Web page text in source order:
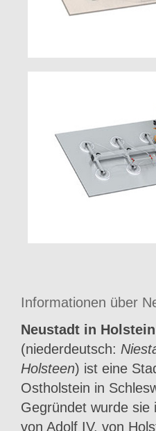
Informationen über
Neustadt in Holstein
(niederdeutsch:
Holsteen) ist eine
Ostholstein in
Gegründet wurde sie
von Adolf IV. von